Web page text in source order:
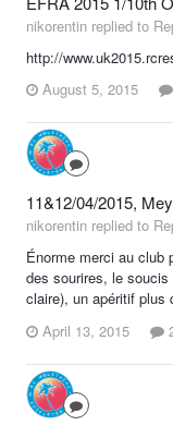
nikorentin replied to
http://
August 5, 2015
11&12/04/2015,
nikorentin replied to
Énorme merci au club
des sourires, le
claire), un apéritif plus
April 13, 2015